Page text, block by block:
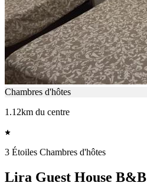
Chambres d'hôtes
1.12km du centre
3 Étoiles Chambres d'hôtes
Lira Guest House B&B